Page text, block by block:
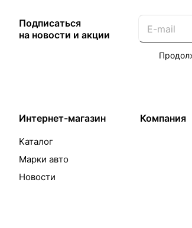
Подписаться
на новости и акции
Интернет-магазин
Каталог
Марки авто
Новости
Компания